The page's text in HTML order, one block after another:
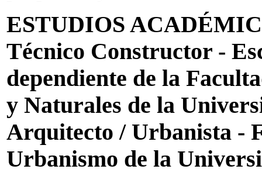
ESTUDIOS
Técnico Constructor -
dependiente de la
y Naturales de la
Arquitecto / Urbanista -
Urbanismo de la